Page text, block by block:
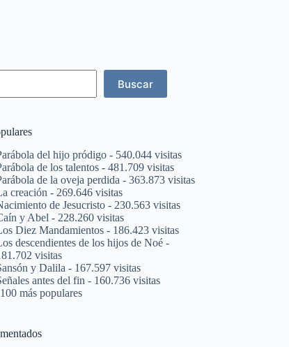
Buscar
del hijo pródigo - 540.044 visitas
de los talentos - 481.709 visitas
de la oveja perdida - 363.873 visitas
creación - 269.646 visitas
de Jesucristo - 230.563 visitas
y Abel - 228.260 visitas
Diez Mandamientos - 186.423 visitas
descendientes de los hijos de Noé -
visitas
y Dalila - 167.597 visitas
antes del fin - 160.736 visitas
más populares